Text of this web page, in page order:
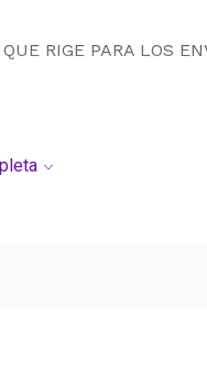
RIGE PARA LOS